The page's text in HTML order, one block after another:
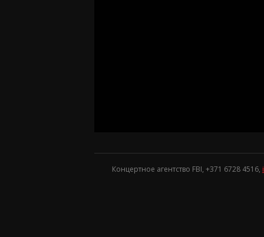
Концертное агентство FBI, +371 6728 4516,